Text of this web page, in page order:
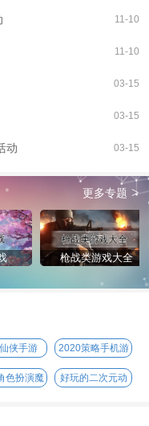
11-10
11-10
03-15
03-15
动 03-15
更多专题 >
枪战类游戏大全
侠手游
2020策略手机游
戏
色扮演魔
好玩的二次元动